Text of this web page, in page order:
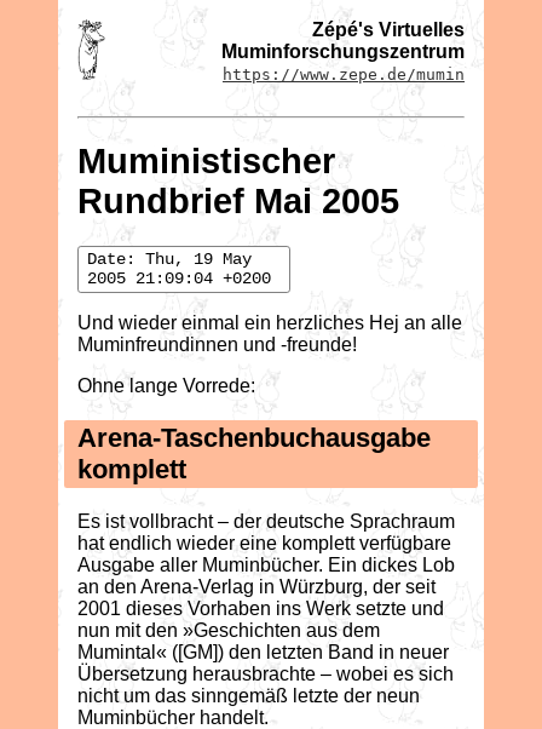
Zépé's Virtuelles
Muminforschungszentrum
https://www.zepe.de/mumin
Muministischer
Rundbrief Mai 2005
Date: Thu, 19 May
2005 21:09:04 +0200
Und wieder einmal ein herzliches Hej an alle
Muminfreundinnen und -freunde!
Ohne lange Vorrede:
Arena-Taschenbuchausgabe
komplett
Es ist vollbracht – der deutsche Sprachraum
hat endlich wieder eine komplett verfügbare
Ausgabe aller Muminbücher. Ein dickes Lob
an den Arena-Verlag in Würzburg, der seit
2001 dieses Vorhaben ins Werk setzte und
nun mit den »Geschichten aus dem
Mumintal« ([GM]) den letzten Band in neuer
Übersetzung herausbrachte – wobei es sich
nicht um das sinngemäß letzte der neun
Muminbücher handelt.